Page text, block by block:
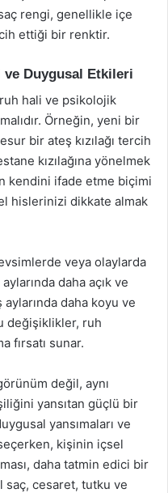
rengi, genellikle içe
ettiği bir renktir.
ve Duygusal Etkileri
hali ve psikolojik
Örneğin, yeni bir
bir ateş kızılağı tercih
kızılağına yönelmek
kendini ifade etme biçimi
hislerinizi dikkate almak
veya olaylarda
daha açık ve
daha koyu ve
değişiklikler, ruh
fırsatı sunar.
değil, aynı
yansıtan güçlü bir
yansımaları ve
kişinin içsel
daha tatmin edici bir
saç, cesaret, tutku ve